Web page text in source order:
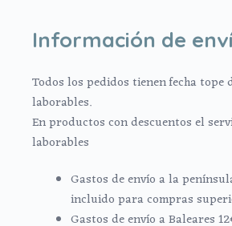
Información de
Todos los pedidos tienen fecha tope
laborables.
En productos con descuentos el
laborables
Gastos de envío a la
incluido para compras
Gastos de envío a Baleares